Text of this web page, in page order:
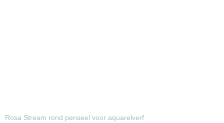
Rosa Stream rond penseel voor aquarelverf